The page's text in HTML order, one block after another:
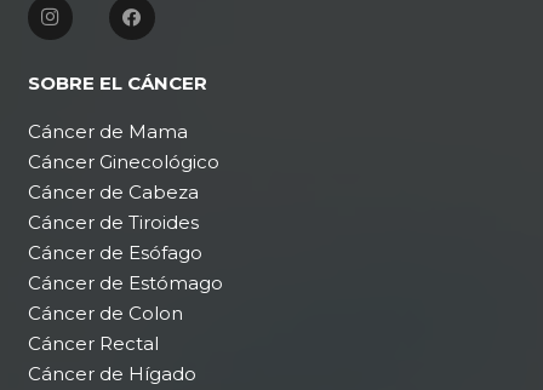
SOBRE EL CÁNCER
Cáncer de Mama
Cáncer Ginecológico
Cáncer de Cabeza
Cáncer de Tiroides
Cáncer de Esófago
Cáncer de Estómago
Cáncer de Colon
Cáncer Rectal
Cáncer de Hígado